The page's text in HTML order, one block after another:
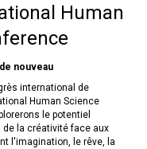
Human
nouveau
international de
Human Science
le potentiel
la créativité face aux
l'imagination, le rêve, la